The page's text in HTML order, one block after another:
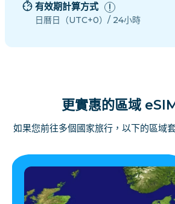
有效期計算方式
日曆日（UTC+0）/ 24小時
更實惠的區域
如果您前往多個國家旅行，以下的區域